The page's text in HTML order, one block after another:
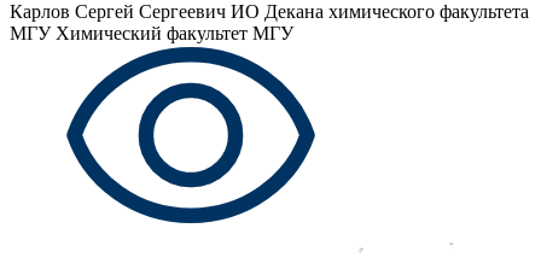
Карлов Сергей Сергеевич ИО Декана химического факультета
МГУ Химический факультет МГУ